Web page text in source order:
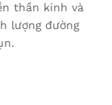
thần kinh và
lượng đường